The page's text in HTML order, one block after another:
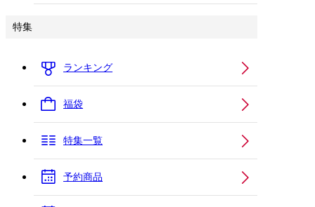
特集
ランキング
福袋
特集一覧
予約商品